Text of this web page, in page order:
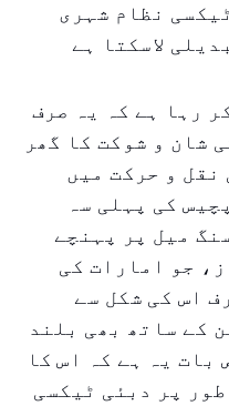
نظام شہری
لاسکتا ہے
رہا ہے کہ یہ صرف
شان و شوکت کا گھر
نقل و حرکت میں
کی پہلی سہ
میل پر پہنچے
جو امارات کی
اس کی شکل سے
کے ساتھ بھی بلند
بات یہ ہے کہ اس کا
پر دبئی ٹیکسی